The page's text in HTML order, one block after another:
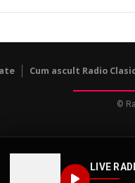
LIVE
Cum ascult Radio
©